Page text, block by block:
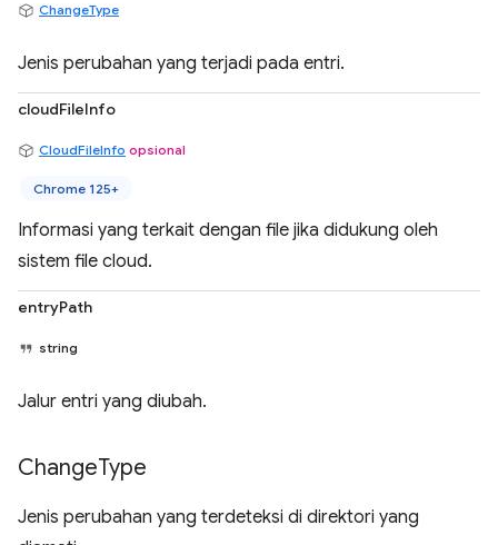
ChangeType
Jenis perubahan yang terjadi pada entri.
cloudFileInfo
CloudFileInfo opsional
Chrome 125+
Informasi yang terkait dengan file jika didukung oleh
sistem file cloud.
entryPath
string
Jalur entri yang diubah.
ChangeType
Jenis perubahan yang terdeteksi di direktori yang